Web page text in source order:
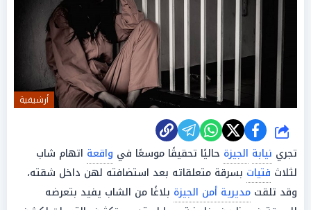
أرشيفية
شارك
تجري نيابة الجيزة حاليًا تحقيقًا موسعًا في واقعة اتهام شاب
لثلاث فتيات بسرقة متعلقاته بعد استضافته لهن داخل شقته،
وقد تلقت مديرية أمن الجيزة بلاغًا من الشاب يفيد بتعرضه